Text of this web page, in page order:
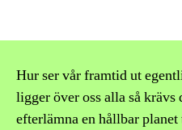
Hur ser vår framtid ut
ligger över oss alla så
efterlämna en hållbar